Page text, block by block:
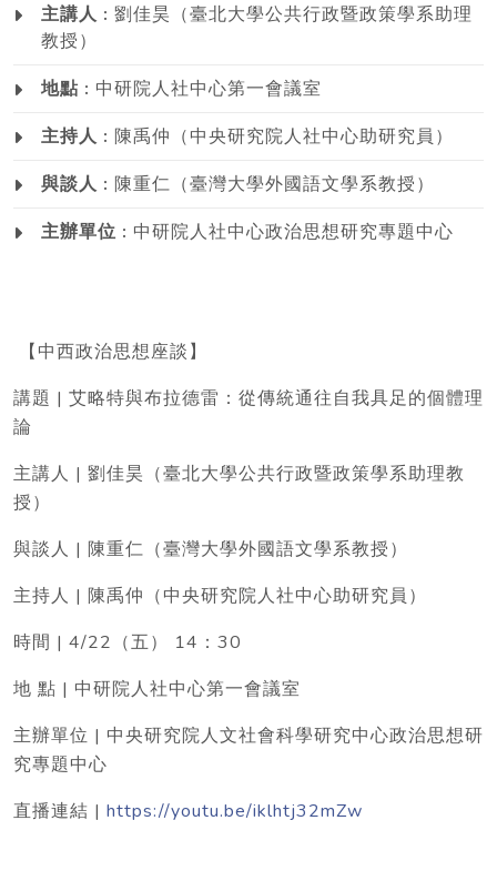
主講人 : 劉佳昊（臺北大學公共行政暨政策學系助理
教授）
地點 : 中研院人社中心第一會議室
主持人 : 陳禹仲（中央研究院人社中心助研究員）
與談人 : 陳重仁（臺灣大學外國語文學系教授）
主辦單位 : 中研院人社中心政治思想研究專題中心
【中西政治思想座談】
講題 | 艾略特與布拉德雷：從傳統通往自我具足的個體理
論
主講人 | 劉佳昊（臺北大學公共行政暨政策學系助理教
授）
與談人 | 陳重仁（臺灣大學外國語文學系教授）
主持人 | 陳禹仲（中央研究院人社中心助研究員）
時間 | 4/22（五） 14：30
地 點 | 中研院人社中心第一會議室
主辦單位 | 中央研究院人文社會科學研究中心政治思想研
究專題中心
直播連結 | https://youtu.be/iklhtj32mZw